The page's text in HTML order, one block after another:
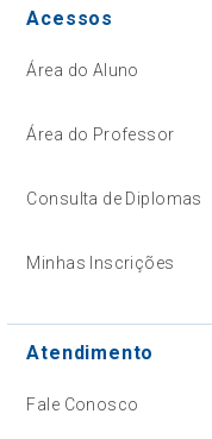
Acessos
Área do Aluno
Área do Professor
Consulta de Diplomas
Minhas Inscrições
Atendimento
Fale Conosco